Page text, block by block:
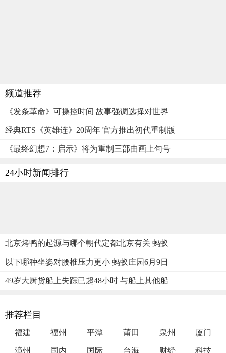
频道推荐
《发条革命》可操控时间 故事强调选择对世界
经典RTS《英雄连》20周年 官方推出初代重制版
《最终幻想7：启示》将为重制三部曲画上句号
24小时新闻排行
北京烤鸭的起源与哪个朝代定都北京有关 蚂蚁
以下哪种坐姿对腰椎压力更小 蚂蚁庄园6月9日
49岁大厨货船上失踪已超48小时 与船上其他船
推荐栏目
福建 福州 平潭 莆田 泉州 厦门
漳州 国内 国际 台海 财经 科技